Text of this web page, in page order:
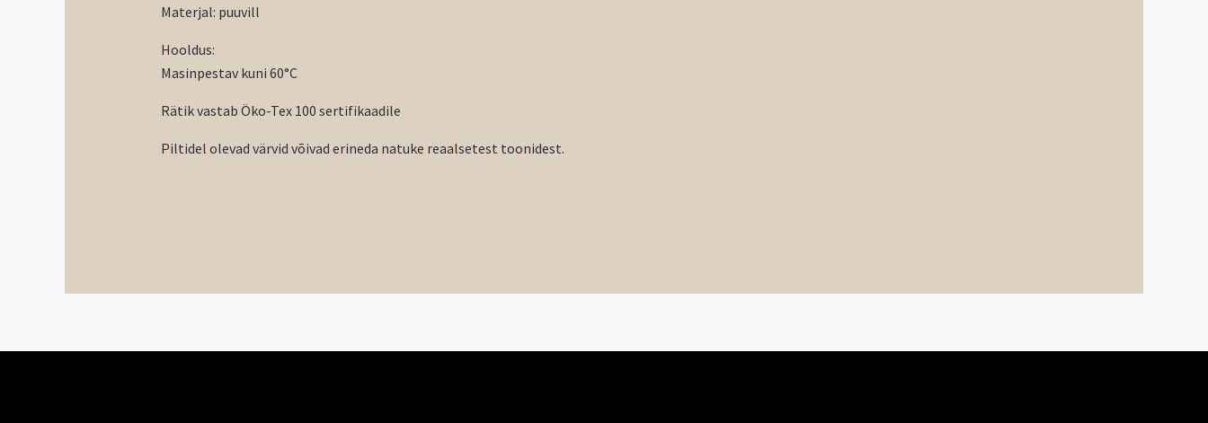
Materjal: puuvill
Hooldus:
Masinpestav kuni 60°C
Rätik vastab Öko-Tex 100 sertifikaadile
Piltidel olevad värvid võivad erineda natuke reaalsetest toonidest.